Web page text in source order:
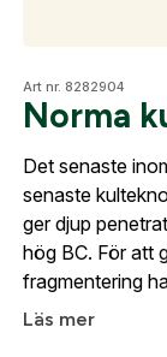
Optik
Mer
Mitt konto
Kontakta oss
Art nr. 8282904
Norma
Det senaste
senaste
ger djup
hög BC. För att
fragmentering
Läs mer
Logga in
Logga in för
När du är
automatiskt
skapat. I vår
frågorna
Företag-
Org.
Leverans &